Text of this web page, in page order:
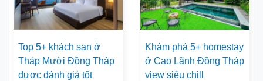
Top 5+ khách sạn ở
Tháp Mười Đồng Tháp
được đánh giá tốt
Khám phá 5+ homestay
ở Cao Lãnh Đồng Tháp
view siêu chill